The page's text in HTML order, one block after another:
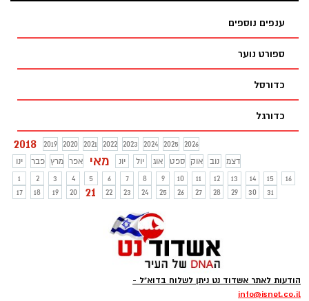
ענפים נוספים
ספורט נוער
כדורסל
כדורגל
2018 2019 2020 2021 2022 2023 2024 2025
2026
ינו
פבר מרץ אפר מאי יונ יול אוג ספט אוק נוב
דצמ
1
2 3 4 5 6 7 8 9 10 11 12 13 14 15
16
17
18 19 20 21 22 23 24 25 26 27 28 29 30 31
הודעות לאתר אשדוד נט ניתן לשלוח בדוא"ל -
info@isnet.co.il